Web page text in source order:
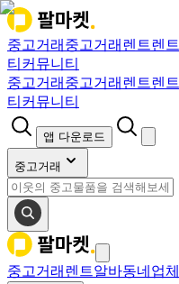
중고거래 중고거래 렌트렌트
티 커뮤니티
중고거래 중고거래 렌트렌트
티 커뮤니티
앱 다운로드
중고거래
중고거래 렌트알바동네업체